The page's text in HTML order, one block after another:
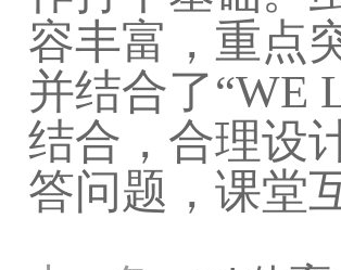
容丰富，重点
并结合了“WE
结合，合理设
答问题，课堂